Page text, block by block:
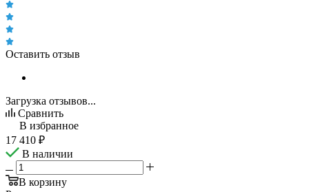
Оставить отзыв
Загрузка отзывов...
Сравнить
В избранное
17 410 ₽
В наличии
В корзину